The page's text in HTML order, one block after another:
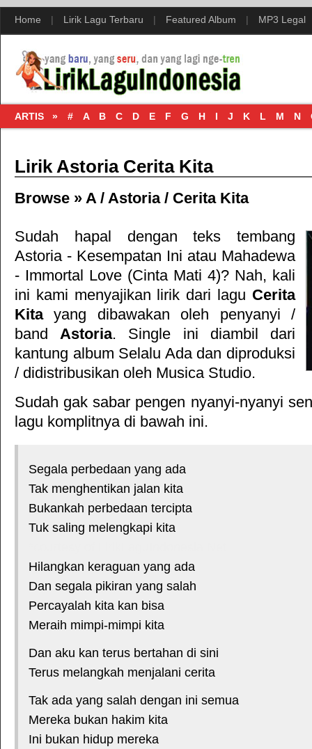
Home | Lirik Lagu Terbaru | Featured Album | MP3 Legal
ARTIS » # A B C D E F G H I J K L M N
Lirik Astoria Cerita Kita
Browse » A/ Astoria/ Cerita Kita
Sudah hapal dengan teks tembang
Astoria - Kesempatan Ini atau Mahadewa
- Immortal Love (Cinta Mati 4)? Nah, kali
ini kami menyajikan lirik dari lagu Cerita
Kitayang dibawakan oleh penyanyi /
band Astoria. Single ini diambil dari
kantung album Selalu Adadan diproduksi
/ didistribusikan oleh Musica Studio.
Sudah gak sabar pengen nyanyi-nyanyi
lagu komplitnya di bawah ini.
Segala perbedaan yang ada
Tak menghentikan jalan kita
Bukankah perbedaan tercipta
Tuk saling melengkapi kita
Hilangkan keraguan yang ada
Dan segala pikiran yang salah
Percayalah kita kan bisa
Meraih mimpi-mimpi kita
Dan aku kan terus bertahan di sini
Terus melangkah menjalani cerita
Tak ada yang salah dengan ini semua
Mereka bukan hakim kita
Ini bukan hidup mereka